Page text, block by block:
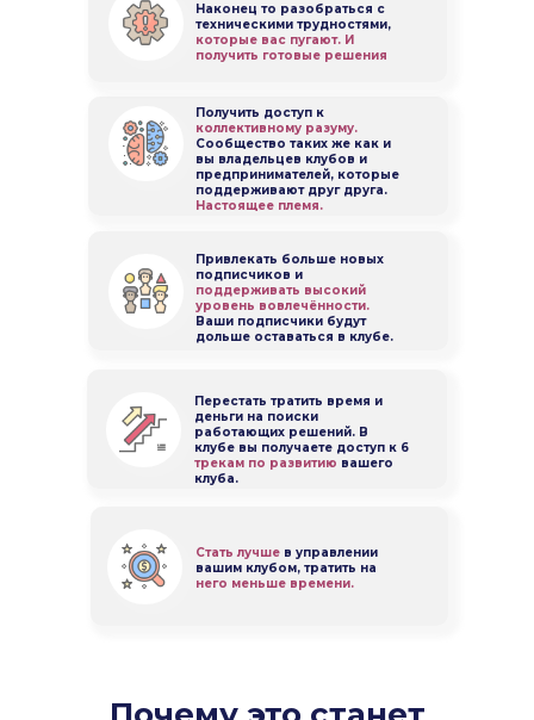
Привлекать больше новых
подписчиков и
поддерживать высокий
уровень вовлечённости.
Ваши подписчики будут
дольше оставаться в клубе.
Наконец то разобраться с
техническими трудностями,
которые вас пугают. И
получить готовые решения
Перестать тратить время и
деньги на поиски
работающих решений. В
клубе вы получаете доступ к 6
трекам по развитию вашего
клуба.
Получить доступ к
коллективному разуму.
Сообщество таких же как и
вы владельцев клубов и
предпринимателей, которые
поддерживают друг друга.
Настоящее племя.
Стать лучше в управлении
вашим клубом, тратить на
него меньше времени.